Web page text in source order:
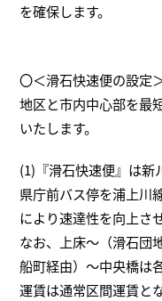
を確保します。
〇＜滑石快速便の設定
地区と市内中心部を最
いたします。
(1)『滑石快速便』は新
県庁前バス停を浦上川
により速達性を向上させ
なお、上床～（滑石団
船町経由）～中央橋は
運賃は通常区間運賃と